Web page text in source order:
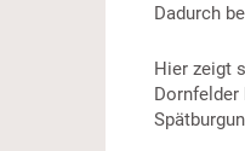
Dadurch
Hier zeigt
Dornfelder